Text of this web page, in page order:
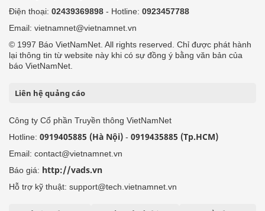
Điện thoại: 02439369898 - Hotline: 0923457788
Email: vietnamnet@vietnamnet.vn
© 1997 Báo VietNamNet. All rights reserved. Chỉ được phát hành
lại thông tin từ website này khi có sự đồng ý bằng văn bản của
báo VietNamNet.
Liên hệ quảng cáo
Công ty Cổ phần Truyền thông VietNamNet
Hotline: 0919405885 (Hà Nội) - 0919435885 (Tp.HCM)
Email: contact@vietnamnet.vn
Báo giá: http://vads.vn
Hỗ trợ kỹ thuật: support@tech.vietnamnet.vn